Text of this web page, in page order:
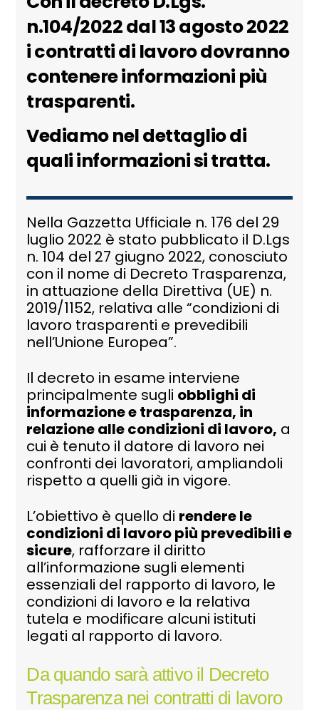
n.104/2022 dal 13 agosto 2022
i contratti di lavoro dovranno
contenere informazioni più
trasparenti.
Vediamo nel dettaglio di
quali informazioni si tratta.
Nella Gazzetta Ufficiale n. 176 del 29
luglio 2022 è stato pubblicato il D.Lgs
n. 104 del 27 giugno 2022, conosciuto
con il nome di Decreto Trasparenza,
in attuazione della Direttiva (UE) n.
2019/1152, relativa alle “condizioni di
lavoro trasparenti e prevedibili
nell’Unione Europea”.
Il decreto in esame interviene
principalmente sugli obblighi di
informazione e trasparenza, in
relazione alle condizioni di lavoro, a
cui è tenuto il datore di lavoro nei
confronti dei lavoratori, ampliandoli
rispetto a quelli già in vigore.
L’obiettivo è quello di rendere le
condizioni di lavoro più prevedibili e
sicure, rafforzare il diritto
all’informazione sugli elementi
essenziali del rapporto di lavoro, le
condizioni di lavoro e la relativa
tutela e modificare alcuni istituti
legati al rapporto di lavoro.
Da quando sarà attivo il Decreto
Trasparenza nei contratti di lavoro